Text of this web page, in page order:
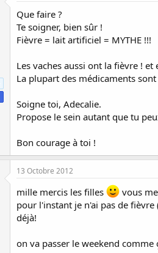
Que faire ?
Te soigner, bien sûr !
Fièvre = lait artificiel = MYTHE !!!
Les vaches aussi ont la fièvre !
La plupart des médicaments
Soigne toi, Adecalie.
Propose le sein autant que tu
Bon courage à toi !
13 Octobre 2012
mille mercis les filles
vous
pour l'instant je n'ai pas de
déjà!
on va passer le weekend